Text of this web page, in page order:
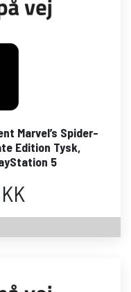
Marvel’s Spider-
Edition Tysk,
5